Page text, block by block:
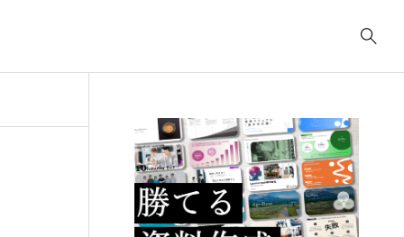
2622
コンサルティング
2025.09.23
クラウド移行に必要な